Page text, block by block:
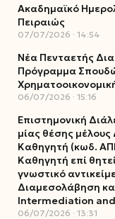
Ακαδημαϊκό
Πειραιώς
07/07/2026 14:54
Νέα Πενταετής
Πρόγραμμα
06/07/2026 15:16
Επιστημονική
μίας θέσης
Καθηγητή (κωδ.
Καθηγητή επί
γνωστικό
Διαμεσολάβηση
Intermediation
06/07/2026 13:31